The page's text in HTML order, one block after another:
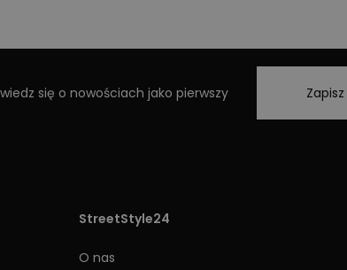
się o nowościach jako pierwszy
StreetStyle24
O nas